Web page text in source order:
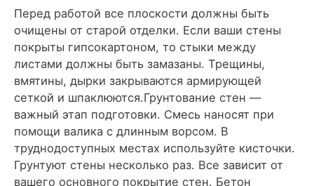
Перед работой все плоскости должны быть
очищены от старой отделки. Если ваши стены
покрыты гипсокартоном, то стыки между
листами должны быть замазаны. Трещины,
вмятины, дырки закрываются армирующей
сеткой и шпаклюются.Грунтование стен —
важный этап подготовки. Смесь наносят при
помощи валика с длинным ворсом. В
труднодоступных местах используйте кисточки.
Грунтуют стены несколько раз. Все зависит от
вашего основного покрытие стен. Бетон